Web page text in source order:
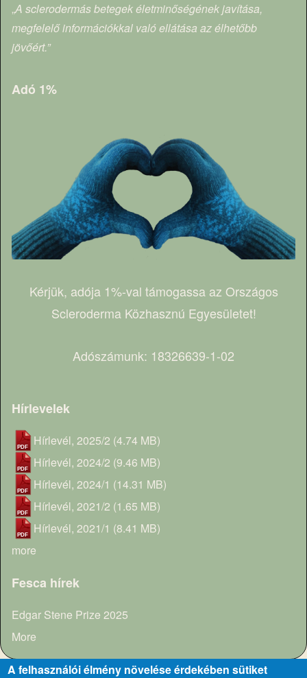
„A sclerodermás betegek életminőségének javítása,
megfelelő információkkal való ellátása az élhetőbb
jövőért.”
Adó 1%
Kérjük, adója 1%-val támogassa az Országos
Scleroderma Közhasznú Egyesületet!
Adószámunk: 18326639-1-02
Hírlevelek
Hírlevél, 2025/2 (4.74 MB)
Hírlevél, 2024/2 (9.46 MB)
Hírlevél, 2024/1 (14.31 MB)
Hírlevél, 2021/2 (1.65 MB)
Hírlevél, 2021/1 (8.41 MB)
more
Fesca hírek
Edgar Stene Prize 2025
More
A felhasználói élmény növelése érdekében sütiket